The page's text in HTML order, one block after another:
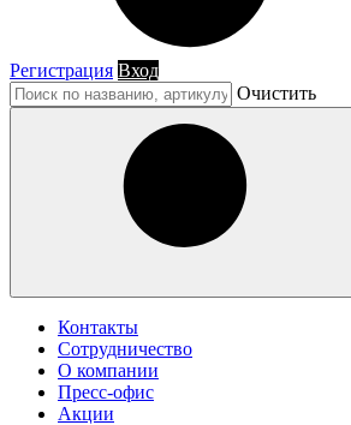
Регистрация Вход
Очистить
Контакты
Сотрудничество
О компании
Пресс-офис
Акции